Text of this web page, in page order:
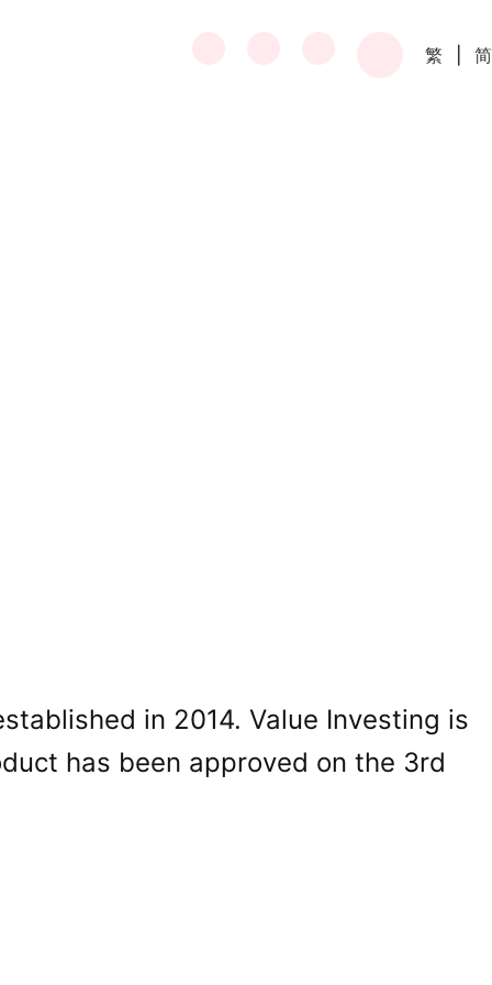
繁 简
in 2014. Value Investing is
has been approved on the 3rd